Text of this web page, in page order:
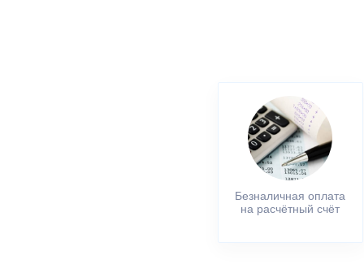
Безналичная оплата
на расчётный счёт